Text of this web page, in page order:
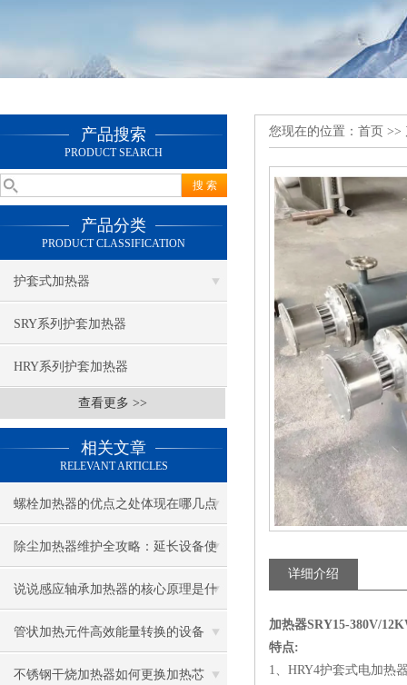
产品搜索
PRODUCT SEARCH
产品分类
PRODUCT CLASSIFICATION
护套式加热器
SRY系列护套加热器
HRY系列护套加热器
查看更多 >>
相关文章
RELEVANT ARTICLES
螺栓加热器的优点之处体现在哪几点
除尘加热器维护全攻略：延长设备使
用寿命
说说感应轴承加热器的核心原理是什
么呢
管状加热元件高效能量转换的设备
不锈钢干烧加热器如何更换加热芯
您现在的位置： 首页 >>
详细介绍
加热器SRY15-380V/
特点:
1、 HRY4护套式电加热